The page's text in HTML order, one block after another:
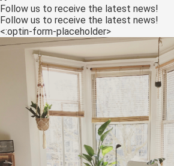
Follow us to receive the latest news!
Follow us to receive the latest news!
<:optin-form-placeholder>